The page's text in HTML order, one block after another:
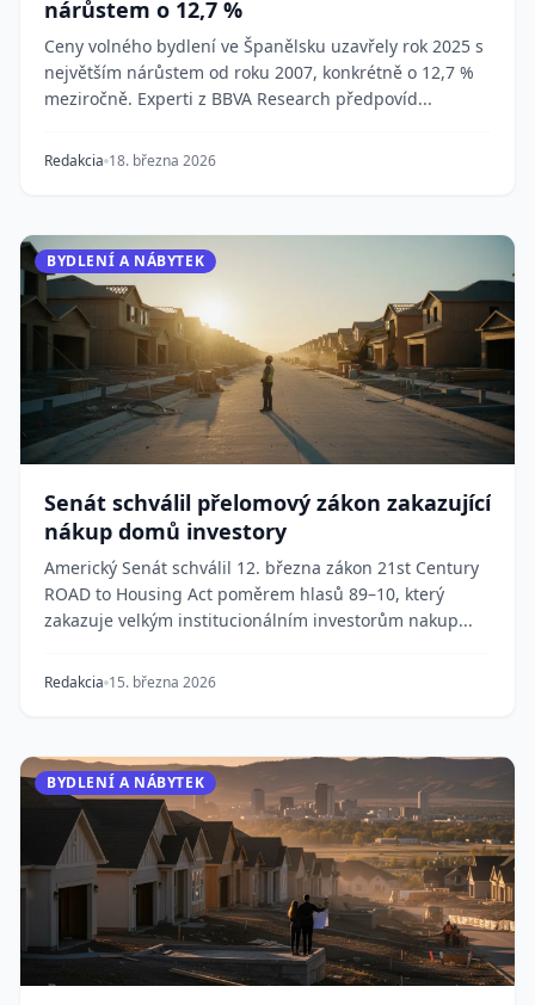
nárůstem o 12,7 %
Ceny volného bydlení ve Španělsku uzavřely rok 2025 s
největším nárůstem od roku 2007, konkrétně o 12,7 %
meziročně. Experti z BBVA Research předpovíd...
Redakcia 18. března 2026
BYDLENÍ A NÁBYTEK
Senát schválil přelomový zákon zakazující
nákup domů investory
Americký Senát schválil 12. března zákon 21st Century
ROAD to Housing Act poměrem hlasů 89–10, který
zakazuje velkým institucionálním investorům nakup...
Redakcia 15. března 2026
BYDLENÍ A NÁBYTEK